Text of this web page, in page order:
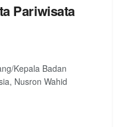
Pariwisata
Kepala Badan
Nusron Wahid